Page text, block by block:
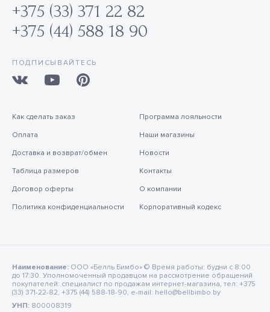
+375 (33) 371 22 82
+375 (44) 588 18 90
ПОДПИСЫВАЙТЕСЬ
Как сделать заказ
Оплата
Доставка и возврат/обмен
Таблица размеров
Договор оферты
Политика конфиденциальности
Программа лояльности
Наши магазины
Новости
Контакты
О компании
Корпоративный кодекс
Наименование: ООО «Белль Бимбо» © Время работы: будни с 8:00
до 17:30. Уполномоченный продавцом на рассмотрение обращений
покупателей: специалист по продажам интернет-магазина, тел: +375
(33) 371-22-82, +375 (44) 588-18-90, e-mail: hello@bellbimbo.by
УНП: 800008319